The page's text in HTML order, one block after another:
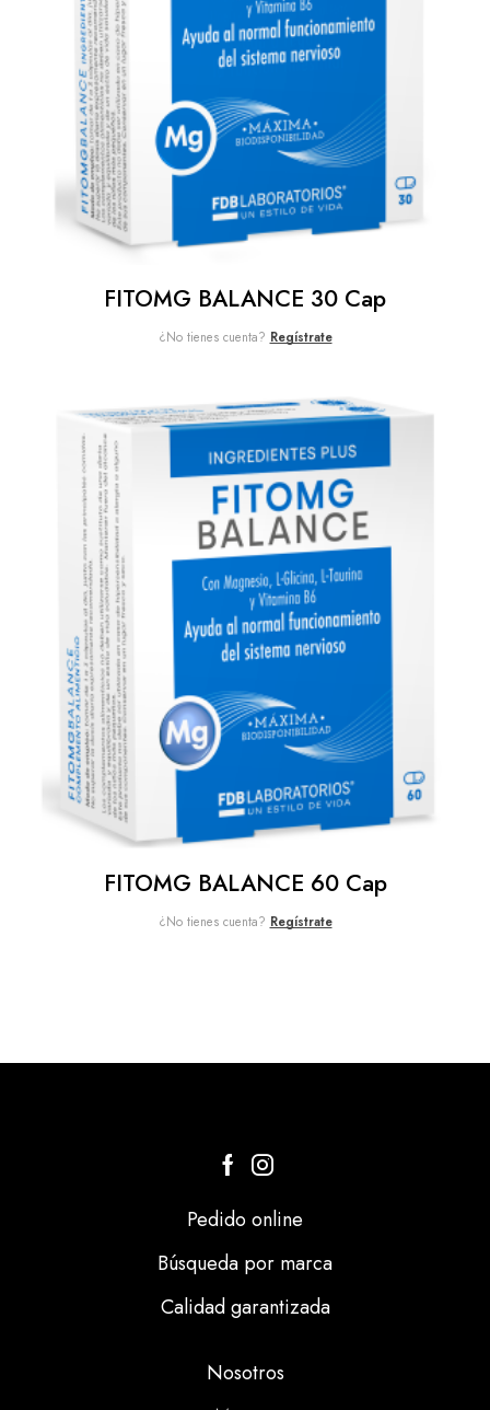
FITOMG BALANCE 30 Cap
¿No tienes cuenta? Regístrate
FITOMG BALANCE 60 Cap
¿No tienes cuenta? Regístrate
Pedido online
Búsqueda por marca
Calidad garantizada
Nosotros